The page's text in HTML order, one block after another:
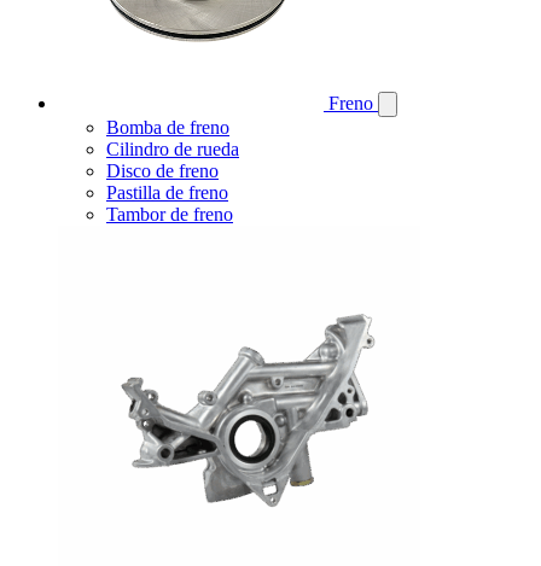
Freno
Bomba de freno
Cilindro de rueda
Disco de freno
Pastilla de freno
Tambor de freno